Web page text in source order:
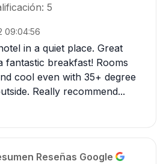
5
09:04:56
in a quiet place. Great
fantastic breakfast! Rooms
cool even with 35+ degree
Really recommend...
Reseñas Google